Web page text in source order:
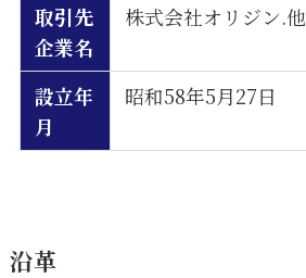
取引先
企業名
株式会社オリジン.他
設立年
月
昭和58年5月27日
沿革